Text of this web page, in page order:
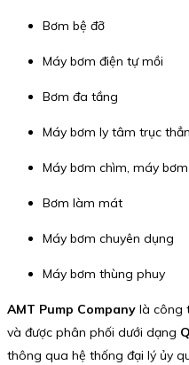
Bơm bệ đỡ
Máy bơm điện tự mồi
Bơm đa tầng
Máy bơm ly tâm trục
Máy bơm chìm, máy
Bơm làm mát
Máy bơm chuyên dụng
Máy bơm thùng phuy
AMT Pump Company là công
và được phân phối dưới dạng
thông qua hệ thống đại lý ủy